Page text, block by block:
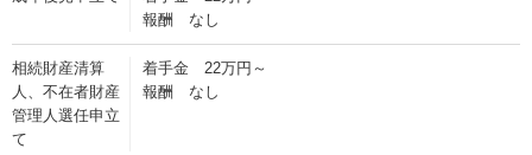
報酬 なし
相続財産清算
人、不在者財産
管理人選任申立
て
着手金 22万円～
報酬 なし